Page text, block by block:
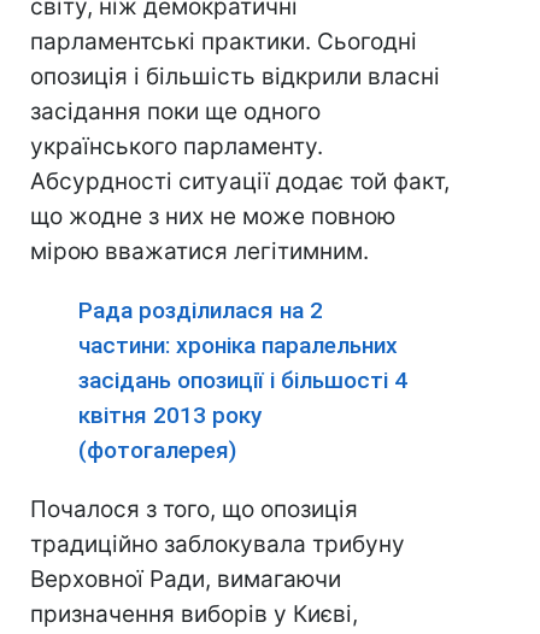
світу, ніж демократичні
парламентські практики. Сьогодні
опозиція і більшість відкрили власні
засідання поки ще одного
українського парламенту.
Абсурдності ситуації додає той факт,
що жодне з них не може повною
мірою вважатися легітимним.
Рада розділилася на 2
частини: хроніка паралельних
засідань опозиції і більшості 4
квітня 2013 року
(фотогалерея)
Почалося з того, що опозиція
традиційно заблокувала трибуну
Верховної Ради, вимагаючи
призначення виборів у Києві,